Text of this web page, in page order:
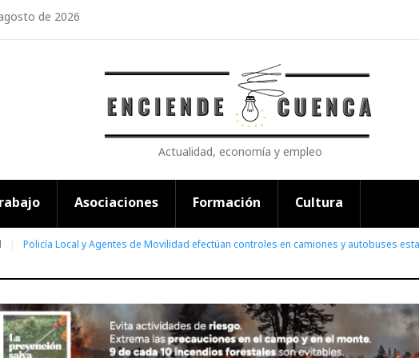
de 2026
Actualidad, economía y empleo
Asociaciones Formación Cultura
Policía Local y Agentes de Movilidad efectúan controles en camiones y autobuses